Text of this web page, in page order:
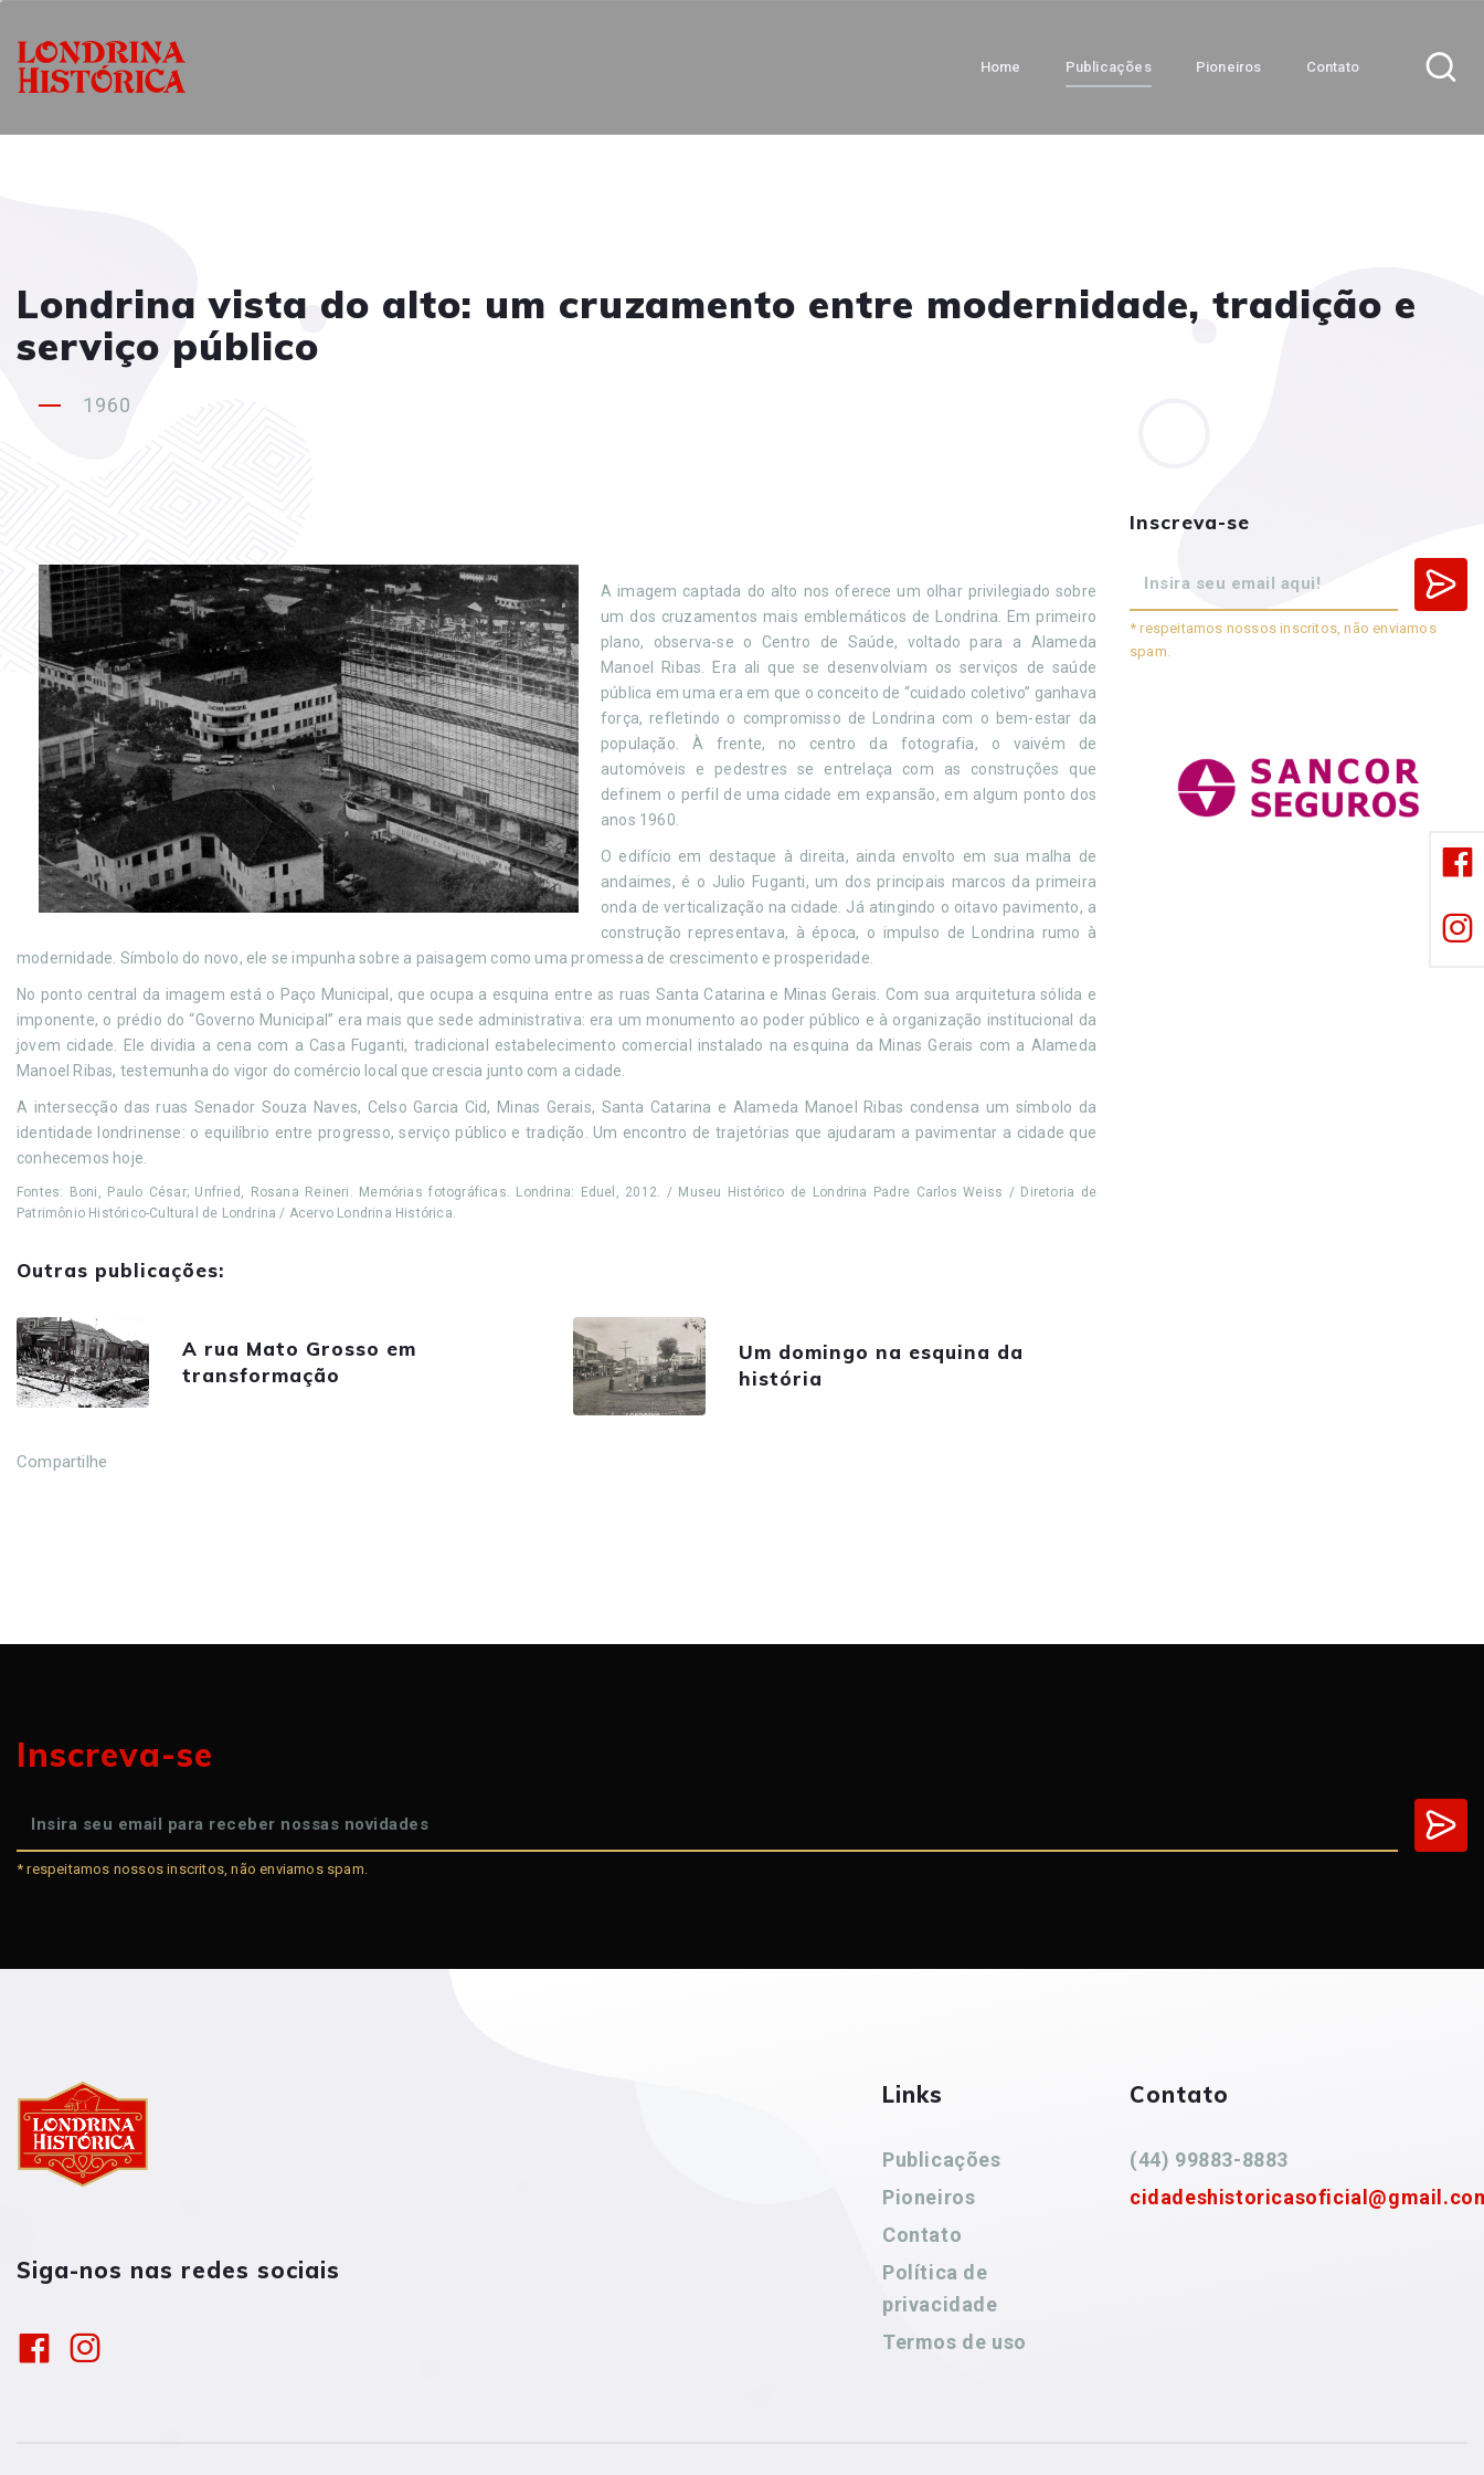
Home Publicações Pioneiros Contato
Londrina vista do alto: um cruzamento entre modernidade, tradição e
serviço público
1960
A imagem captada do alto nos oferece um olhar privilegiado sobre
um dos cruzamentos mais emblemáticos de Londrina. Em primeiro
plano, observa-se o Centro de Saúde, voltado para a Alameda
Manoel Ribas. Era ali que se desenvolviam os serviços de saúde
pública em uma era em que o conceito de “cuidado coletivo” ganhava
força, refletindo o compromisso de Londrina com o bem-estar da
população. À frente, no centro da fotografia, o vaivém de
automóveis e pedestres se entrelaça com as construções que
definem o perfil de uma cidade em expansão, em algum ponto dos
anos 1960.
O edifício em destaque à direita, ainda envolto em sua malha de
andaimes, é o Julio Fuganti, um dos principais marcos da primeira
onda de verticalização na cidade. Já atingindo o oitavo pavimento, a
construção representava, à época, o impulso de Londrina rumo à
modernidade. Símbolo do novo, ele se impunha sobre a paisagem como uma promessa de crescimento e prosperidade.
No ponto central da imagem está o Paço Municipal, que ocupa a esquina entre as ruas Santa Catarina e Minas Gerais. Com sua arquitetura sólida e
imponente, o prédio do “Governo Municipal” era mais que sede administrativa: era um monumento ao poder público e à organização institucional da
jovem cidade. Ele dividia a cena com a Casa Fuganti, tradicional estabelecimento comercial instalado na esquina da Minas Gerais com a Alameda
Manoel Ribas, testemunha do vigor do comércio local que crescia junto com a cidade.
A intersecção das ruas Senador Souza Naves, Celso Garcia Cid, Minas Gerais, Santa Catarina e Alameda Manoel Ribas condensa um símbolo da
identidade londrinense: o equilíbrio entre progresso, serviço público e tradição. Um encontro de trajetórias que ajudaram a pavimentar a cidade que
conhecemos hoje.
Fontes: Boni, Paulo César; Unfried, Rosana Reineri. Memórias fotográficas. Londrina: Eduel, 2012. / Museu Histórico de Londrina Padre Carlos Weiss / Diretoria de
Patrimônio Histórico-Cultural de Londrina / Acervo Londrina Histórica.
Outras publicações:
A rua Mato Grosso em
transformação
Um domingo na esquina da
história
Compartilhe
Inscreva-se
* respeitamos nossos inscritos, não enviamos
spam.
Inscreva-se
* respeitamos nossos inscritos, não enviamos spam.
Siga-nos nas redes sociais
Links
Publicações
Pioneiros
Contato
Política de
privacidade
Termos de uso
Contato
(44) 99883-8883